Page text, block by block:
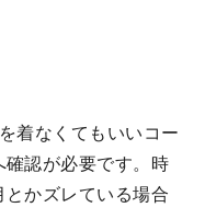
着なくてもいいコー
確認が必要です。時
かズレている場合